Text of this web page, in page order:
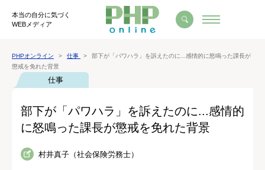
本当の自分に気づく
WEBメディア
PHPオンライン 仕事
部下が「パワハラ」を訴えたのに...感情的に怒鳴った課長が
懲戒を免れた背景
仕事
部下が「パワハラ」を訴えたのに...感情的
に怒鳴った課長が懲戒を免れた背景
村井真子（社会保険労務士）